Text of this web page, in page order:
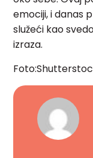
emociji, i danas
služeći kao
izraza.